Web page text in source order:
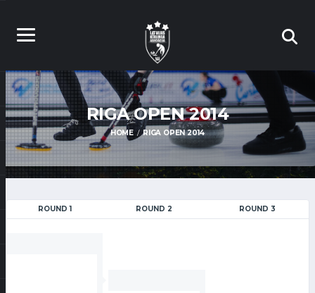
RIGA OPEN 2014
HOME RIGA OPEN 2014
ROUND 1 ROUND 2 ROUND 3